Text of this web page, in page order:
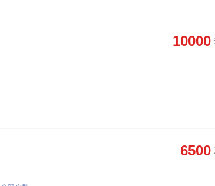
10000
6500